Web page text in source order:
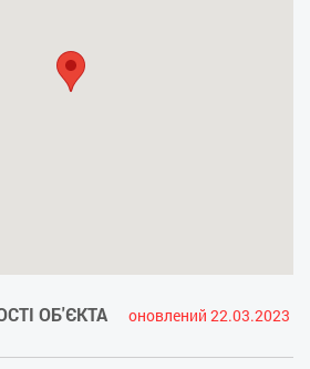
ОБ'ЄКТА
оновлений 22.03.2023